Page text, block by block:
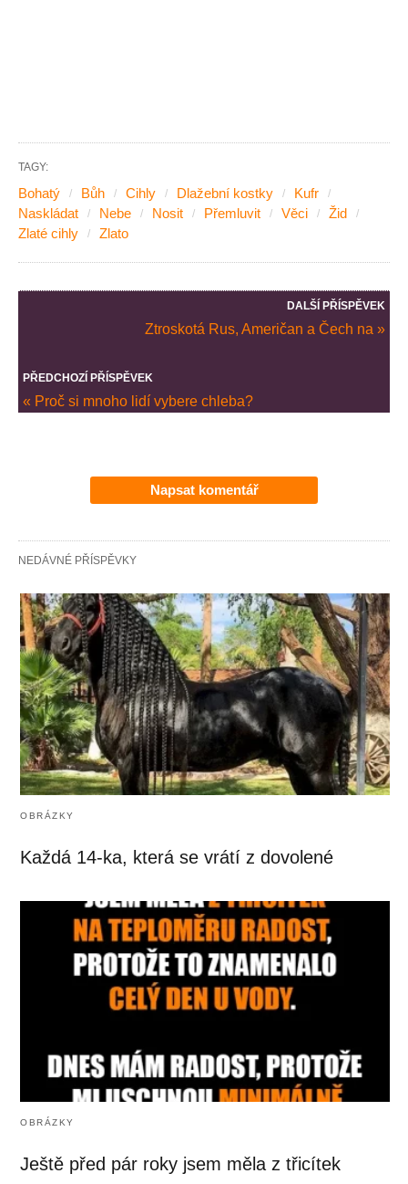
TAGY:
Bohatý Bůh Cihly Dlažební kostky
Kufr
Naskládat
Nebe Nosit Přemluvit Věci
Žid
Zlaté cihly
Zlato
DALŠÍ PŘÍSPĚVEK
Ztroskotá Rus, Američan a Čech na »
PŘEDCHOZÍ PŘÍSPĚVEK
« Proč si mnoho lidí vybere chleba?
Napsat komentář
NEDÁVNÉ PŘÍSPĚVKY
OBRÁZKY
Každá 14-ka, která se vrátí z dovolené
OBRÁZKY
Ještě před pár roky jsem měla z třicítek